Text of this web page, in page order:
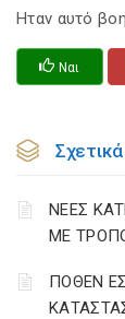
Ηταν αυτό
Ναι
ΝΕΕΣ
ΜΕ
ΠΟΘΕΝ